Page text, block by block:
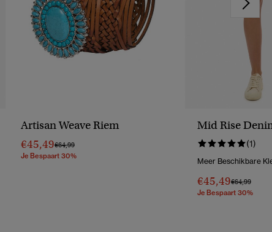
Artisan Weave Riem
€45,49Prijs Verlaagd Van
€64,99Naar
Je Bespaart 30%
Mid Rise
(1)
Meer Beschikbare
€45,49Prijs
€64,99Naar
Je Bespaart 30%